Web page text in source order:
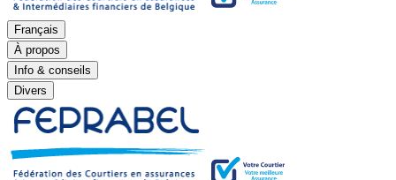
Français
À propos
Info & conseils
Divers